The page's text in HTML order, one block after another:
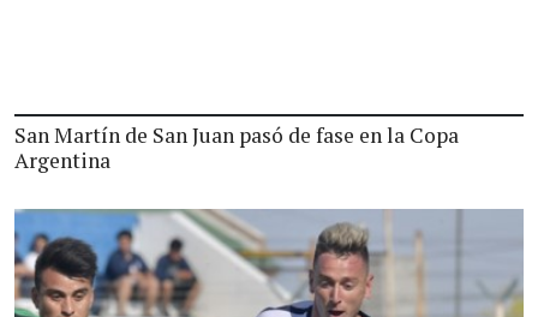
San Martín de San Juan pasó de fase en la Copa
Argentina